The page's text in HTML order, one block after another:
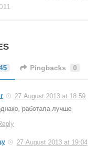
Pingbacks 0
27 August 2013 at 18:59
работала лучше
27 August 2013 at 19:04